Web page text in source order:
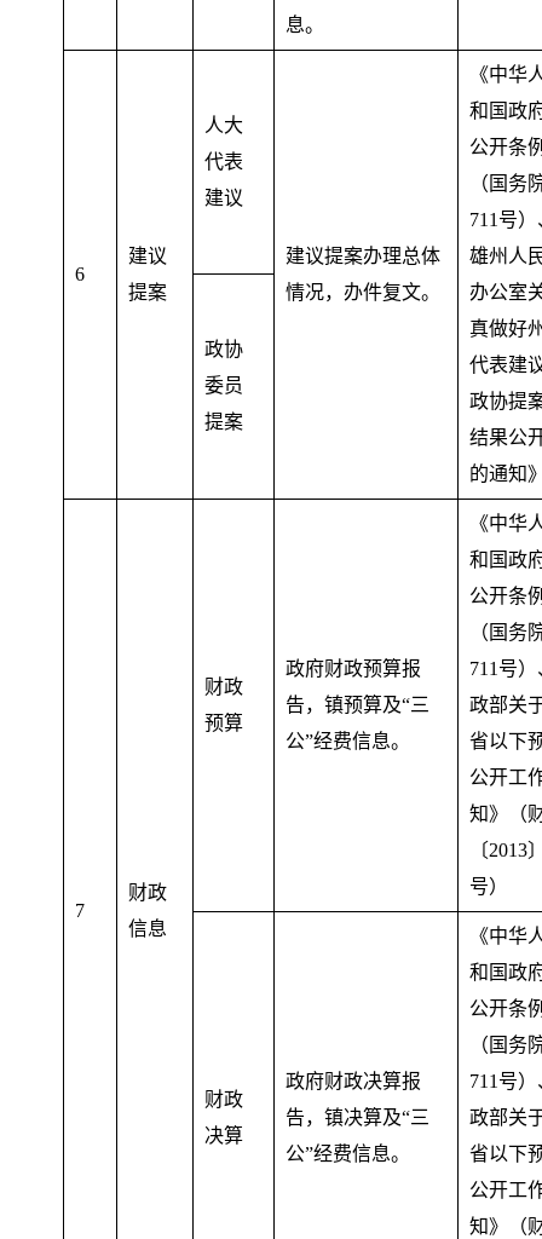
息。
6
建议
提案
人大
代表
建议
建议提案办理总体
情况， 办件复文。
《中华
和国政
公开条
（国务
711号
雄州人
办公室
真做好
代表建
政协提
结果公
的通知
政协
委员
提案
7
财政
信息
财政
预算
政府财政预算报
告，镇预算及“三
公”经费信息。
《中华
和国政
公开条
（国务
711号
政部关
省以下
公开工
知》（
〔2013
号）
财政
决算
政府财政决算报
告，镇决算及“三
公”经费信息。
《中华
和国政
公开条
（国务
711号
政部关
省以下
公开工
知》（